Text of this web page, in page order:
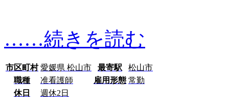
……続きを読む
市区町村 愛媛県 松山市 最寄駅
松山市
職種
准看護師 雇用形態 常勤
休日
週休2日